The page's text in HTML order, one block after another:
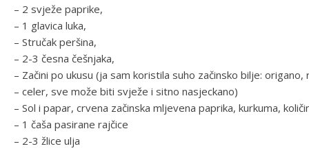
– 2 svježe paprike,
– 1 glavica luka,
– Stručak peršina,
– 2-3 česna češnjaka,
– Začini po ukusu (ja sam koristila suho začinsko bilje:
– celer, sve može biti svježe i sitno nasjeckano)
– Sol i papar, crvena začinska mljevena paprika, kurkuma,
– 1 čaša pasirane rajčice
– 2-3 žlice ulja